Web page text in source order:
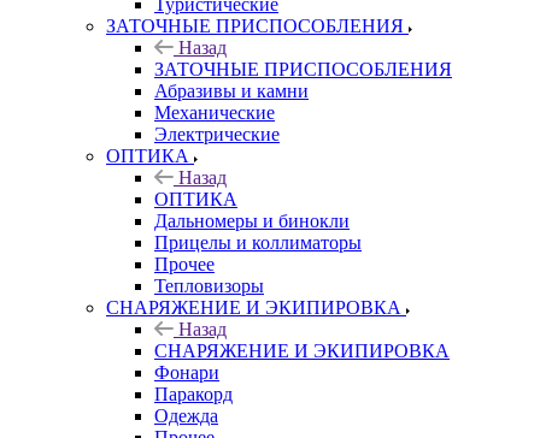
Туристические
ЗАТОЧНЫЕ ПРИСПОСОБЛЕНИЯ
Назад
ЗАТОЧНЫЕ ПРИСПОСОБЛЕНИЯ
Абразивы и камни
Механические
Электрические
ОПТИКА
Назад
ОПТИКА
Дальномеры и бинокли
Прицелы и коллиматоры
Прочее
Тепловизоры
СНАРЯЖЕНИЕ И ЭКИПИРОВКА
Назад
СНАРЯЖЕНИЕ И ЭКИПИРОВКА
Фонари
Паракорд
Одежда